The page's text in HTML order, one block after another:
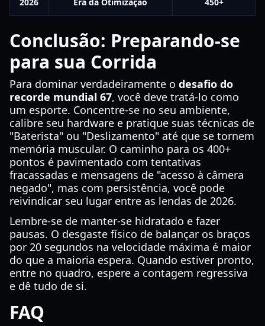
Conclusão: Preparando-se
para sua Corrida
Para dominar verdadeiramente o desafio do
recorde mundial 67, você deve tratá-lo como
um esporte. Concentre-se no seu ambiente,
calibre seu hardware e pratique suas técnicas de
"Baterista" ou "Deslizamento" até que se tornem
memória muscular. O caminho para os 400+
pontos é pavimentado com tentativas
fracassadas e mensagens de "acesso à câmera
negado", mas com persistência, você pode
reivindicar seu lugar entre as lendas de 2026.
Lembre-se de manter-se hidratado e fazer
pausas. O desgaste físico de balançar os braços
por 20 segundos na velocidade máxima é maior
do que a maioria espera. Quando estiver pronto,
entre no quadro, espere a contagem regressiva
e dê tudo de si.
FAQ